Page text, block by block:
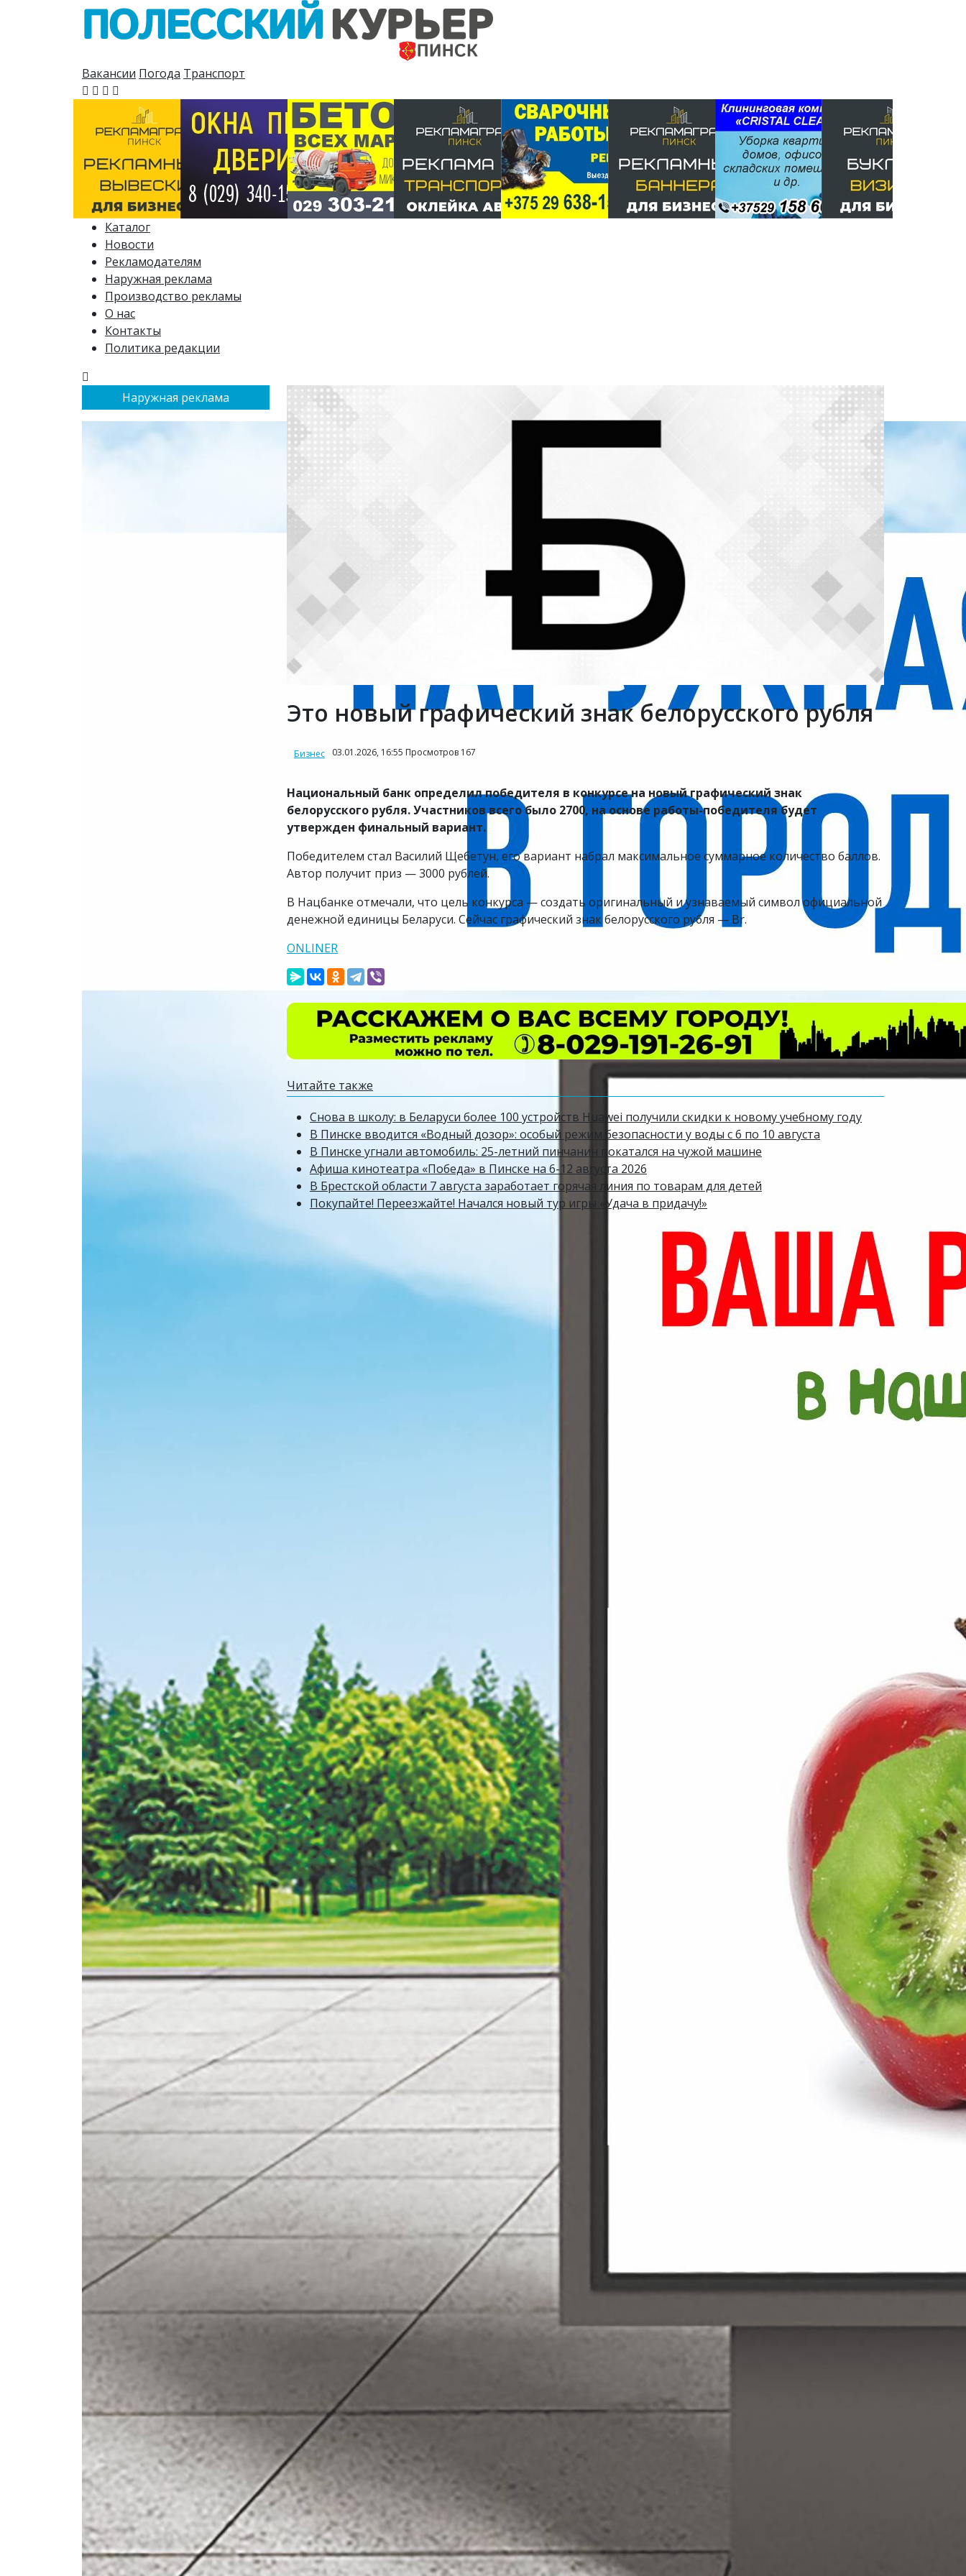
Вакансии Погода Транспорт
Каталог
Новости
Рекламодателям
Наружная реклама
Производство рекламы
О нас
Контакты
Политика редакции
Наружная реклама
Это новый графический знак белорусского рубля
Бизнес 03.01.2026, 16:55 Просмотров 167
Национальный банк определил победителя в конкурсе на новый графический знак
белорусского рубля. Участников всего было 2700, на основе работы-победителя будет
утвержден финальный вариант.
Победителем стал Василий Щебетун, его вариант набрал максимальное суммарное количество баллов.
Автор получит приз — 3000 рублей.
В Нацбанке отмечали, что цель конкурса — создать оригинальный и узнаваемый символ официальной
денежной единицы Беларуси. Сейчас графический знак белорусского рубля — Br.
ONLINER
Читайте также
Снова в школу: в Беларуси более 100 устройств Huawei получили скидки к новому учебному году
В Пинске вводится «Водный дозор»: особый режим безопасности у воды с 6 по 10 августа
В Пинске угнали автомобиль: 25-летний пинчанин покатался на чужой машине
Афиша кинотеатра «Победа» в Пинске на 6-12 августа 2026
В Брестской области 7 августа заработает горячая линия по товарам для детей
Покупайте! Переезжайте! Начался новый тур игры «Удача в придачу!»